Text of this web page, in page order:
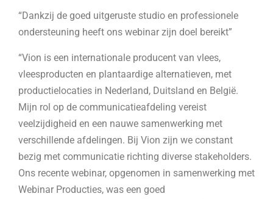
“Dankzij de goed uitgeruste studio en professionele
ondersteuning heeft ons webinar zijn doel bereikt”
“Vion is een internationale producent van vlees,
vleesproducten en plantaardige alternatieven, met
productielocaties in Nederland, Duitsland en België.
Mijn rol op de communicatieafdeling vereist
veelzijdigheid en een nauwe samenwerking met
verschillende afdelingen. Bij Vion zijn we constant
bezig met communicatie richting diverse stakeholders.
Ons recente webinar, opgenomen in samenwerking met
Webinar Producties, was een goed